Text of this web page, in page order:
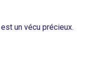
un vécu précieux.